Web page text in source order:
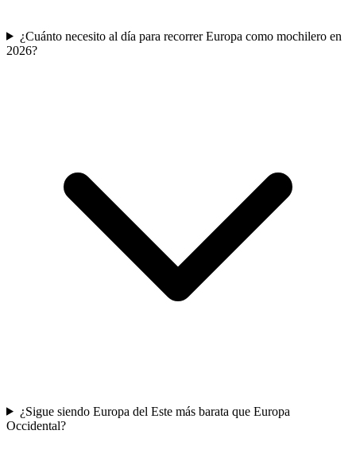
¿Cuánto necesito al día para recorrer Europa como mochilero en
2026?
¿Sigue siendo Europa del Este más barata que Europa
Occidental?